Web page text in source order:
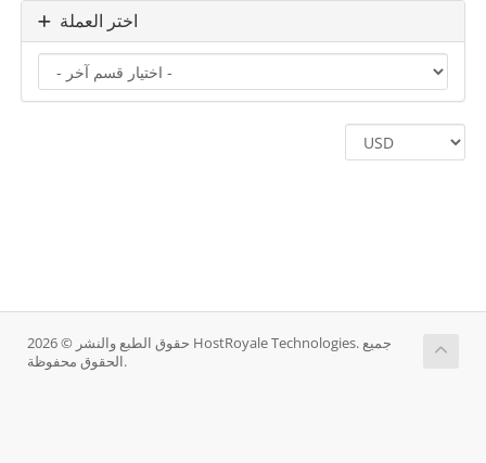
اختر العملة
حقوق الطبع والنشر © 2026 HostRoyale Technologies. جميع
الحقوق محفوظة.